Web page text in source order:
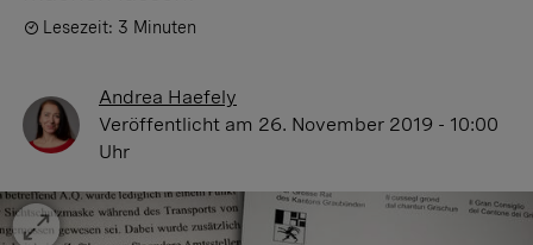
Lesezeit: 3 Minuten
Andrea Haefely
Veröffentlicht am 26. November 2019 - 10:00
Uhr